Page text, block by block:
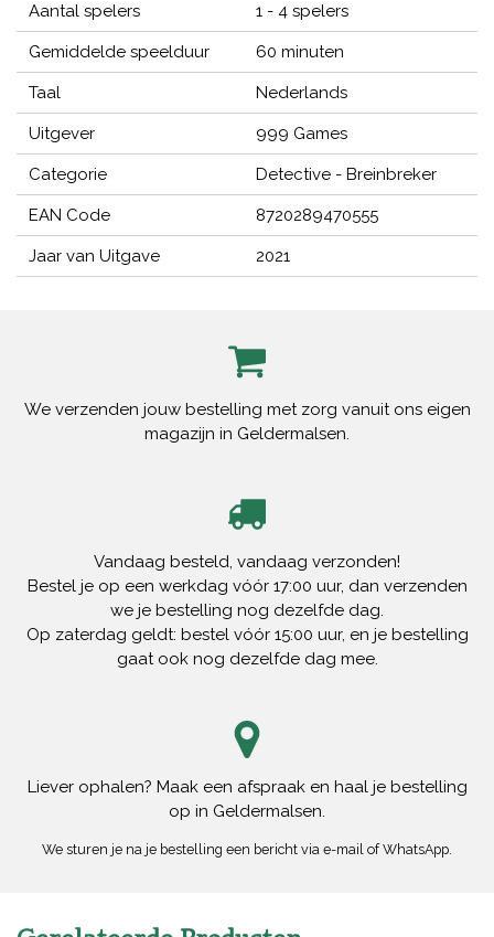
Aantal spelers 1 - 4 spelers
Gemiddelde speelduur 60 minuten
Taal Nederlands
Uitgever 999 Games
Categorie Detective - Breinbreker
EAN Code 8720289470555
Jaar van Uitgave 2021
We verzenden jouw bestelling met zorg vanuit ons eigen
magazijn in Geldermalsen.
Vandaag besteld, vandaag verzonden!
Bestel je op een werkdag vóór 17:00 uur, dan verzenden
we je bestelling nog dezelfde dag.
Op zaterdag geldt: bestel vóór 15:00 uur, en je bestelling
gaat ook nog dezelfde dag mee.
Liever ophalen? Maak een afspraak en haal je bestelling
op in Geldermalsen.
We sturen je na je bestelling een bericht via e-mail of WhatsApp.